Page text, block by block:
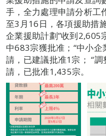
手，全力處理申請分析工
至3月16日，各項援助措
企業援助計劃”收到2,605
中683宗獲批准；“中小
請，已建議批准1宗； “
請，已批准1,435宗。